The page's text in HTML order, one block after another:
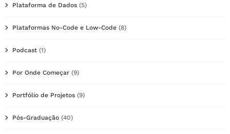
Plataforma de Dados (5)
Plataformas No-Code e Low-Code (8)
Podcast (1)
Por Onde Começar (9)
Portfólio de Projetos (9)
Pós-Graduação (40)